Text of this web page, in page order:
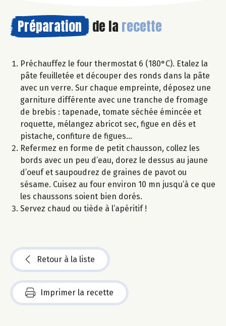
Préparation de la recette
Préchauffez le four thermostat 6 (180°C). Etalez la
pâte feuilletée et découper des ronds dans la pâte
avec un verre. Sur chaque empreinte, déposez une
garniture différente avec une tranche de fromage
de brebis : tapenade, tomate séchée émincée et
roquette, mélangez abricot sec, figue en dés et
pistache, confiture de figues…
Refermez en forme de petit chausson, collez les
bords avec un peu d’eau, dorez le dessus au jaune
d’oeuf et saupoudrez de graines de pavot ou
sésame. Cuisez au four environ 10 mn jusqu’à ce que
les chaussons soient bien dorés.
Servez chaud ou tiède à l’apéritif !
Retour à la liste
Imprimer la recette